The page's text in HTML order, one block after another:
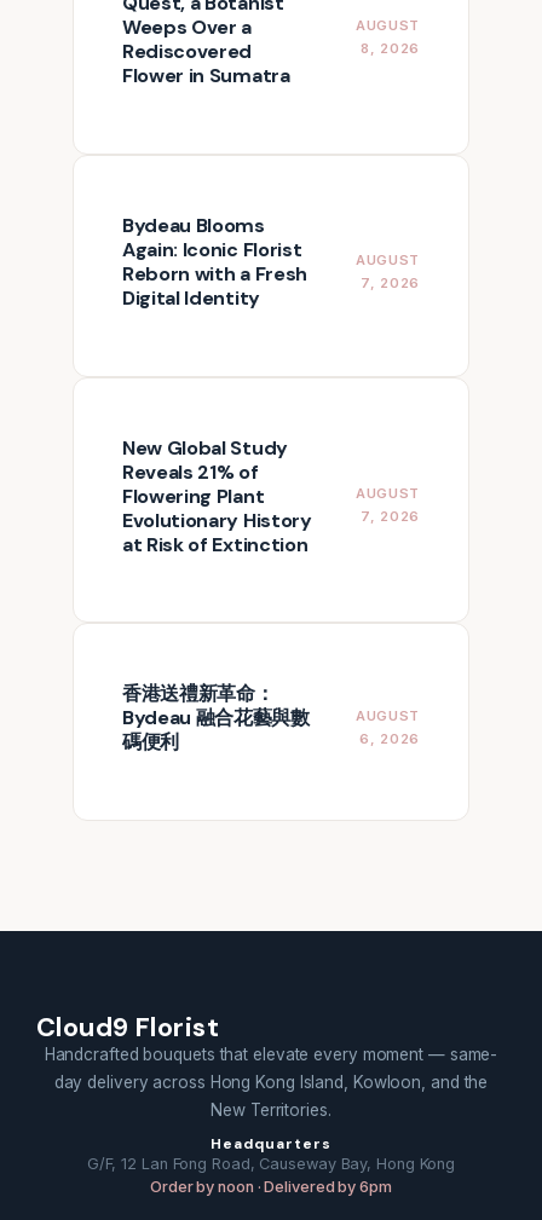
Weeps Over a
Rediscovered
Flower in Sumatra
AUGUST
8, 2026
Bydeau Blooms
Again: Iconic Florist
Reborn with a Fresh
Digital Identity
AUGUST
7, 2026
New Global Study
Reveals 21% of
Flowering Plant
Evolutionary History
at Risk of Extinction
AUGUST
7, 2026
香港送禮新革命：
Bydeau 融合花藝與數
碼便利
AUGUST
6, 2026
Cloud9 Florist
Handcrafted bouquets that elevate every moment — same-
day delivery across Hong Kong Island, Kowloon, and the
New Territories.
Headquarters
G/F, 12 Lan Fong Road, Causeway Bay, Hong Kong
Order by noon · Delivered by 6pm